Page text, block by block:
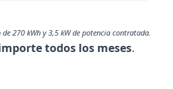
270 kWh y 3,5 kW de potencia contratada.
todos los meses.